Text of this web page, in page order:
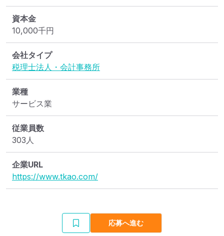
資本金
10,000千円
会社タイプ
税理士法人・会計事務所
業種
サービス業
従業員数
303人
企業URL
https://www.tkao.com/
応募へ進む